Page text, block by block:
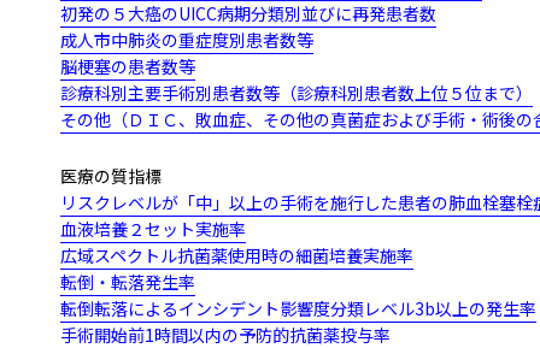
初発の５大癌のUICC病期分類別並びに再発患者数
成人市中肺炎の重症度別患者数等
脳梗塞の患者数等
診療科別主要手術別患者数等（診療科別患者数上位５位まで）
その他（ＤＩＣ、敗血症、その他の真菌症および手術・術後
医療の質指標
リスクレベルが「中」以上の手術を施行した患者の肺血栓塞
血液培養２セット実施率
広域スペクトル抗菌薬使用時の細菌培養実施率
転倒・転落発生率
転倒転落によるインシデント影響度分類レベル3b以上の発生率
手術開始前1時間以内の予防的抗菌薬投与率